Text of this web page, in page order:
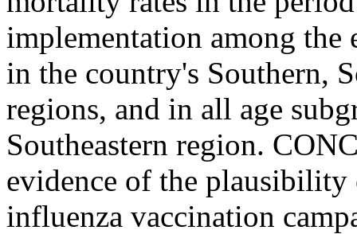
implementation among
in the country's Southern,
regions, and in all age
Southeastern region.
evidence of the
influenza vaccination